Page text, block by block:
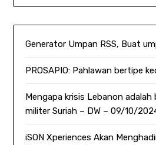
Generator Umpan RSS, Buat
PROSAPIO: Pahlawan bertipe
Mengapa krisis Lebanon
militer Suriah – DW – 09/10/
iSON Xperiences Akan